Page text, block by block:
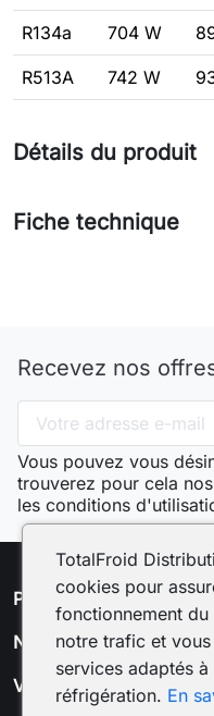
R134a 704 W
R513A 742 W
Détails du produit
Fiche technique
Recevez nos
Vous pouvez vous
trouverez pour cela
les conditions
Produits
Notre société
Votre compte
TotalFroid
cookies pour
fonctionnement du
notre trafic et
services adaptés
réfrigération. En